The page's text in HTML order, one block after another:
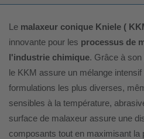
Le malaxeur conique Kniele (
innovante pour les processus de
l'industrie chimique. Grâce à
le KKM assure un mélange
formulations les plus diverses,
sensibles à la température,
surface de malaxeur assure une
composants tout en maximisant la